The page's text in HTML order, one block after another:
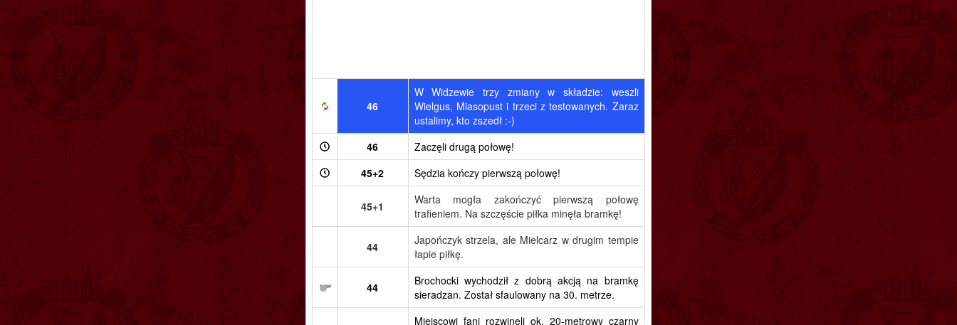
46
W Widzewie trzy zmiany w składzie: weszli
Wielgus, Miasopust i trzeci z testowanych. Zaraz
ustalimy, kto zszedł :-)
46
Zaczęli drugą połowę!
45+2
Sędzia kończy pierwszą połowę!
45+1
Warta mogła zakończyć pierwszą połowę
trafieniem. Na szczęście piłka minęła bramkę!
44
Japończyk strzela, ale Mielcarz w drugim tempie
łapie piłkę.
44
Brochocki wychodził z dobrą akcją na bramkę
sieradzan. Został sfaulowany na 30. metrze.
Miejscowi fani rozwinęli ok. 20-metrowy czarny